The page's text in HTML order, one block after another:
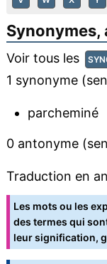
Synonymes,
Voir tous les
1 synonyme
parcheminé
0 antonyme
Traduction en
Les mots ou les
des termes qui
leur signification,